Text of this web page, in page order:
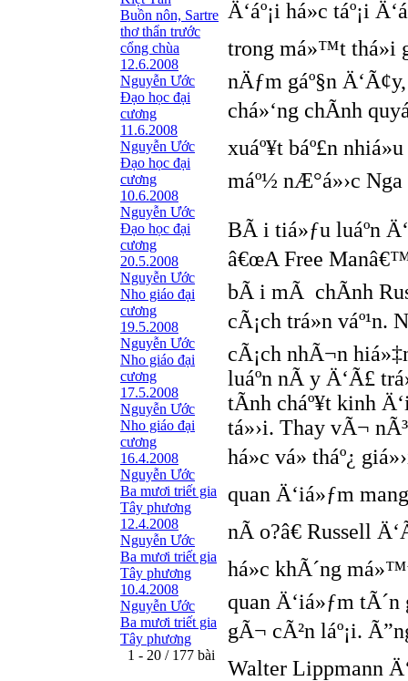
Buồn nôn, Sartre
thơ thẩn trước
cổng chùa
12.6.2008
Nguyễn Ước
Ðạo học đại
cương
11.6.2008
Nguyễn Ước
Ðạo học đại
cương
10.6.2008
Nguyễn Ước
Ðạo học đại
cương
20.5.2008
Nguyễn Ước
Nho giáo đại
cương
19.5.2008
Nguyễn Ước
Nho giáo đại
cương
17.5.2008
Nguyễn Ước
Nho giáo đại
cương
16.4.2008
Nguyễn Ước
Ba mươi triết gia
Tây phương
12.4.2008
Nguyễn Ước
Ba mươi triết gia
Tây phương
10.4.2008
Nguyễn Ước
Ba mươi triết gia
Tây phương
1 - 20 / 177 bài
Ä‘áº¡i há»c táº¡i
trong má»™t thá»i
nÄƒm gáº§n
chá»‘ng chÃ­nh
xuáº¥t báº£n
máº½ nÆ°á»›c Nga
BÃ i tiá»ƒu luáº­n
â€œA Free
bÃ i mÃ chÃ­nh
cÃ¡ch trá»n
cÃ¡ch nhÃ¬n
luáº­n nÃ y Ä‘Ã£
tÃ­nh cháº¥t kinh
tá»›i. Thay vÃ¬
há»c vá» tháº¿
quan Ä‘iá»ƒm
nÃ o?â€ Russell
há»c khÃ´ng
quan Ä‘iá»ƒm tÃ´n
gÃ¬ cÃ²n láº¡i.
Walter Lippmann